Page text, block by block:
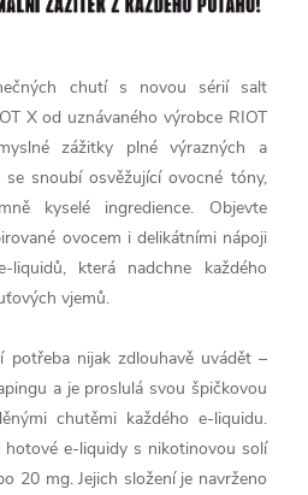
chutí s novou sérií salt
X od uznávaného výrobce RIOT
zážitky plné výrazných a
snoubí osvěžující ovocné tóny,
kyselé ingredience. Objevte
ovocem i delikátními nápoji
která nadchne každého
vjemů.
potřeba nijak zdlouhavě uvádět –
a je proslulá svou špičkovou
chutěmi každého e-liquidu.
hotové e-liquidy s nikotinovou solí
20 mg. Jejich složení je navrženo